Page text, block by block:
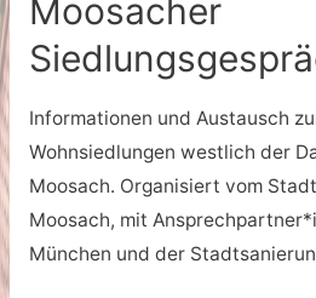
Moosacher
Informationen und Austausch
Wohnsiedlungen westlich der
Moosach. Organisiert vom
Moosach, mit
München und der